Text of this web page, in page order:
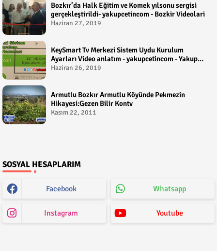
Bozkır’da Halk Eğitim ve Komek yılsonu sergisi
gerçekleştirildi- yakupcetincom - Bozkir Videolari
Haziran 27, 2019
KeySmart Tv Merkezi Sistem Uydu Kurulum
Ayarları Video anlatım - yakupcetincom - Yakup
Çetin
Haziran 26, 2019
Armutlu Bozkır Armutlu Köyünde Pekmezin
Hikayesi:Gezen Bilir Kontv
Kasım 22, 2011
SOSYAL HESAPLARIM
Facebook Whatsapp
Instagram Youtube